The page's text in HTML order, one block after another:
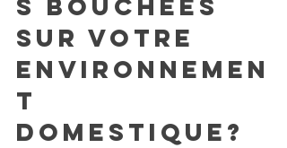
s bouchées
sur votre
environnemen
t
domestique?